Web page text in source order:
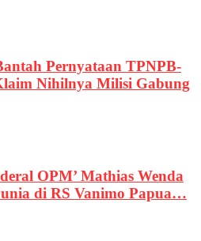
Pernyataan TPNPB-
Nihilnya Milisi Gabung
OPM’ Mathias Wenda
di RS Vanimo Papua…